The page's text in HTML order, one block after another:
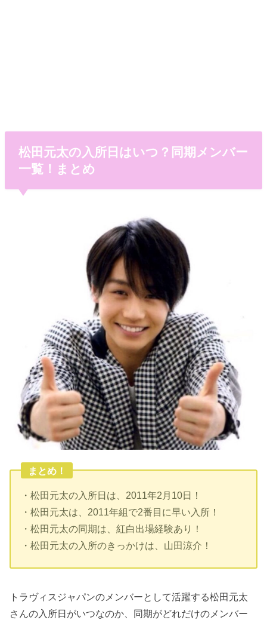
松田元太の入所日はいつ？同期メンバー
一覧！まとめ
まとめ！
・松田元太の入所日は、2011年2月10日！
・松田元太は、2011年組で2番目に早い入所！
・松田元太の同期は、紅白出場経験あり！
・松田元太の入所のきっかけは、山田涼介！
トラヴィスジャパンのメンバーとして活躍する松田元太
さんの入所日がいつなのか、同期がどれだけのメンバー